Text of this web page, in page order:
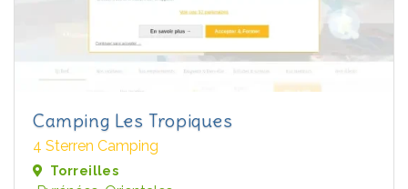
Camping Les Tropiques
4 Sterren Camping
Torreilles